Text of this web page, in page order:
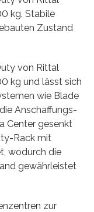
kg. Stabile
Zustand
von Rittal
kg und lässt sich
wie Blade
Anschaffungs-
Center gesenkt
Rack mit
wodurch die
gewährleistet
zur